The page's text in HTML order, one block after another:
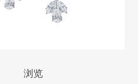
浏览